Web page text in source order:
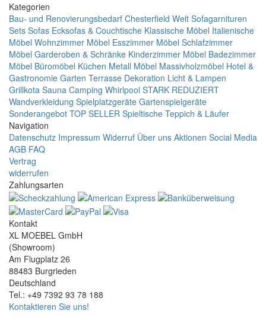
Kategorien
Bau- und Renovierungsbedarf Chesterfield Welt Sofagarnituren
Sets Sofas Ecksofas & Couchtische Klassische Möbel Italienische
Möbel Wohnzimmer Möbel Esszimmer Möbel Schlafzimmer
Möbel Garderoben & Schränke Kinderzimmer Möbel Badezimmer
Möbel Büromöbel Küchen Metall Möbel Massivholzmöbel Hotel &
Gastronomie Garten Terrasse Dekoration Licht & Lampen
Grillkota Sauna Camping Whirlpool STARK REDUZIERT
Wandverkleidung Spielplatzgeräte Gartenspielgeräte
Sonderangebot TOP SELLER Spieltische Teppich & Läufer
Navigation
Datenschutz Impressum Widerruf Über uns Aktionen Social Media
AGB FAQ
Vertrag
widerrufen
Zahlungsarten
Kontakt
XL MOEBEL GmbH
(Showroom)
Am Flugplatz 26
88483 Burgrieden
Deutschland
Tel.: +49 7392 93 78 188
Kontaktieren Sie uns!